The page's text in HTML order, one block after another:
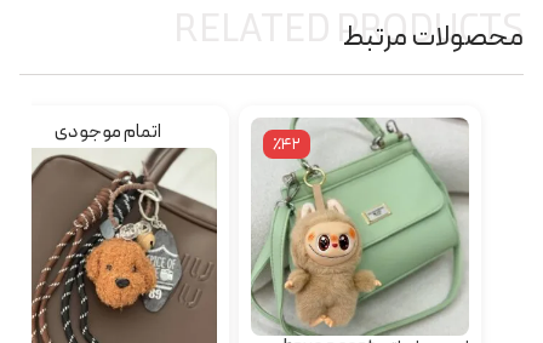
محصولات مرتبط
RELATED PRODUCTS
٪42 اتمام موجودی